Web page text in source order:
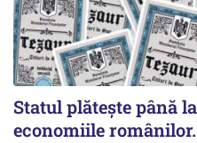
Statul plătește până
economiile